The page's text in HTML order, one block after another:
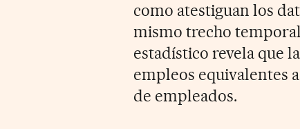
como atestiguan los
mismo trecho
estadístico revela que
empleos equivalentes
de empleados.